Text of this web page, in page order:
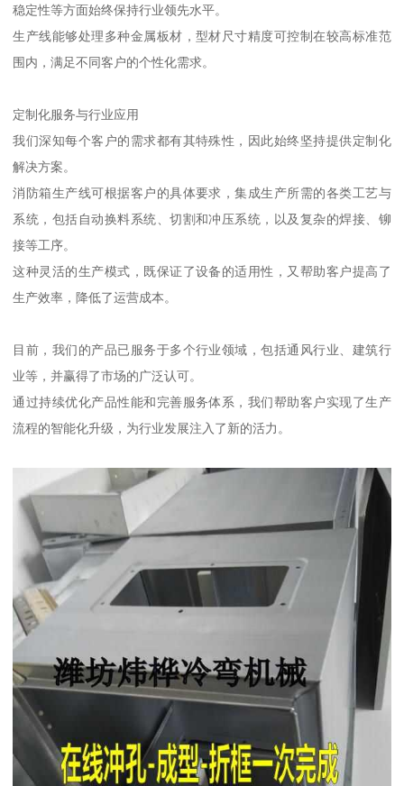
稳定性等方面始终保持行业领先水平。
生产线能够处理多种金属板材，型材尺寸精度可控制在较高标准范
围内，满足不同客户的个性化需求。
定制化服务与行业应用
我们深知每个客户的需求都有其特殊性，因此始终坚持提供定制化
解决方案。
消防箱生产线可根据客户的具体要求，集成生产所需的各类工艺与
系统，包括自动换料系统、切割和冲压系统，以及复杂的焊接、铆
接等工序。
这种灵活的生产模式，既保证了设备的适用性，又帮助客户提高了
生产效率，降低了运营成本。
目前，我们的产品已服务于多个行业领域，包括通风行业、建筑行
业等，并赢得了市场的广泛认可。
通过持续优化产品性能和完善服务体系，我们帮助客户实现了生产
流程的智能化升级，为行业发展注入了新的活力。